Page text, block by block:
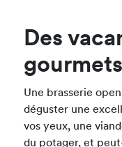
Des
gourmets
Une brasserie
déguster une
vos yeux, une
du potager, et